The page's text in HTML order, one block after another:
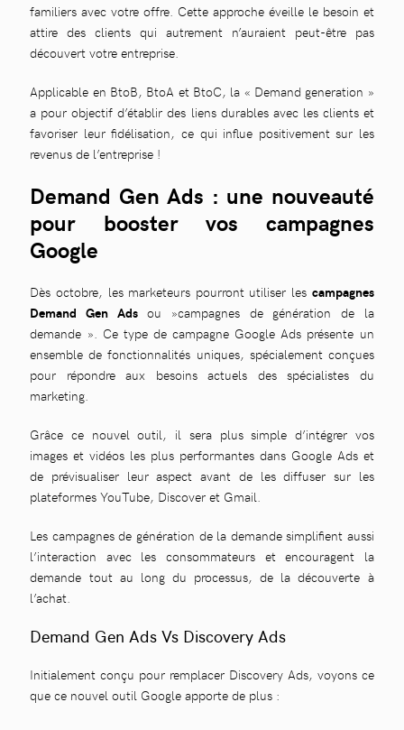
familiers avec votre offre. Cette approche éveille le besoin et
attire des clients qui autrement n’auraient peut-être pas
découvert votre entreprise.
Applicable en BtoB, BtoA et BtoC, la « Demand generation »
a pour objectif d’établir des liens durables avec les clients et
favoriser leur fidélisation, ce qui influe positivement sur les
revenus de l’entreprise !
Demand Gen Ads : une nouveauté
pour booster vos campagnes
Google
Dès octobre, les marketeurs pourront utiliser les campagnes
Demand Gen Adsou »campagnes de génération de la
demande ». Ce type de campagne Google Ads présente un
ensemble de fonctionnalités uniques, spécialement conçues
pour répondre aux besoins actuels des spécialistes du
marketing.
Grâce ce nouvel outil, il sera plus simple d’intégrer vos
images et vidéos les plus performantes dans Google Ads et
de prévisualiser leur aspect avant de les diffuser sur les
plateformes YouTube, Discover et Gmail.
Les campagnes de génération de la demande simplifient aussi
l’interaction avec les consommateurs et encouragent la
demande tout au long du processus, de la découverte à
l’achat.
Demand Gen Ads Vs Discovery Ads
Initialement conçu pour remplacer Discovery Ads, voyons ce
que ce nouvel outil Google apporte de plus :